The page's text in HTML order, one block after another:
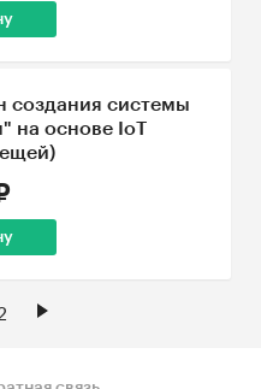
создания системы
на основе IoT